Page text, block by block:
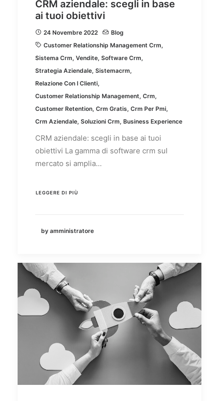
CRM aziendale: scegli in base
ai tuoi obiettivi
24 Novembre 2022
Blog
Customer Relationship Management Crm,
Sistema Crm, Vendite, Software Crm,
Strategia Aziendale, Sistemacrm,
Relazione Con I Clienti,
Customer Relationship Management, Crm,
Customer Retention, Crm Gratis, Crm Per Pmi,
Crm Aziendale, Soluzioni Crm, Business Experience
CRM aziendale: scegli in base ai tuoi
obiettivi La gamma di software crm sul
mercato si amplia…
LEGGERE DI PIÙ
by amministratore